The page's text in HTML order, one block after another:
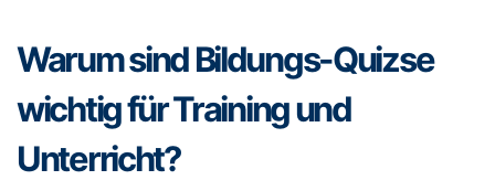
Warum sind Bildungs-Quizse
wichtig für Training und
Unterricht?